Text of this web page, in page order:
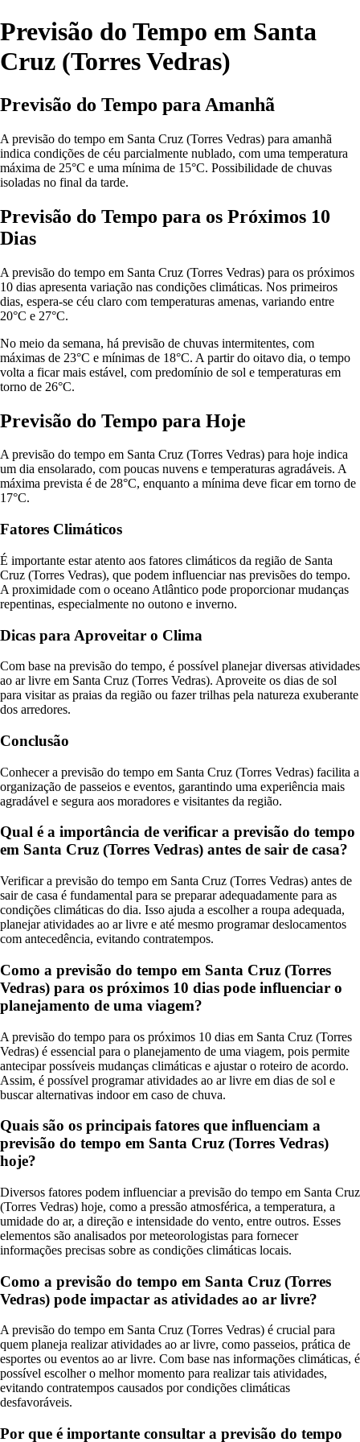
Previsão do Tempo em Santa
Cruz (Torres Vedras)
Previsão do Tempo para Amanhã
A previsão do tempo em Santa Cruz (Torres Vedras) para amanhã
indica condições de céu parcialmente nublado, com uma temperatura
máxima de 25°C e uma mínima de 15°C. Possibilidade de chuvas
isoladas no final da tarde.
Previsão do Tempo para os Próximos 10
Dias
A previsão do tempo em Santa Cruz (Torres Vedras) para os próximos
10 dias apresenta variação nas condições climáticas. Nos primeiros
dias, espera-se céu claro com temperaturas amenas, variando entre
20°C e 27°C.
No meio da semana, há previsão de chuvas intermitentes, com
máximas de 23°C e mínimas de 18°C. A partir do oitavo dia, o tempo
volta a ficar mais estável, com predomínio de sol e temperaturas em
torno de 26°C.
Previsão do Tempo para Hoje
A previsão do tempo em Santa Cruz (Torres Vedras) para hoje indica
um dia ensolarado, com poucas nuvens e temperaturas agradáveis. A
máxima prevista é de 28°C, enquanto a mínima deve ficar em torno de
17°C.
Fatores Climáticos
É importante estar atento aos fatores climáticos da região de Santa
Cruz (Torres Vedras), que podem influenciar nas previsões do tempo.
A proximidade com o oceano Atlântico pode proporcionar mudanças
repentinas, especialmente no outono e inverno.
Dicas para Aproveitar o Clima
Com base na previsão do tempo, é possível planejar diversas atividades
ao ar livre em Santa Cruz (Torres Vedras). Aproveite os dias de sol
para visitar as praias da região ou fazer trilhas pela natureza exuberante
dos arredores.
Conclusão
Conhecer a previsão do tempo em Santa Cruz (Torres Vedras) facilita a
organização de passeios e eventos, garantindo uma experiência mais
agradável e segura aos moradores e visitantes da região.
Qual é a importância de verificar a previsão do tempo
em Santa Cruz (Torres Vedras) antes de sair de casa?
Verificar a previsão do tempo em Santa Cruz (Torres Vedras) antes de
sair de casa é fundamental para se preparar adequadamente para as
condições climáticas do dia. Isso ajuda a escolher a roupa adequada,
planejar atividades ao ar livre e até mesmo programar deslocamentos
com antecedência, evitando contratempos.
Como a previsão do tempo em Santa Cruz (Torres
Vedras) para os próximos 10 dias pode influenciar o
planejamento de uma viagem?
A previsão do tempo para os próximos 10 dias em Santa Cruz (Torres
Vedras) é essencial para o planejamento de uma viagem, pois permite
antecipar possíveis mudanças climáticas e ajustar o roteiro de acordo.
Assim, é possível programar atividades ao ar livre em dias de sol e
buscar alternativas indoor em caso de chuva.
Quais são os principais fatores que influenciam a
previsão do tempo em Santa Cruz (Torres Vedras)
hoje?
Diversos fatores podem influenciar a previsão do tempo em Santa Cruz
(Torres Vedras) hoje, como a pressão atmosférica, a temperatura, a
umidade do ar, a direção e intensidade do vento, entre outros. Esses
elementos são analisados por meteorologistas para fornecer
informações precisas sobre as condições climáticas locais.
Como a previsão do tempo em Santa Cruz (Torres
Vedras) pode impactar as atividades ao ar livre?
A previsão do tempo em Santa Cruz (Torres Vedras) é crucial para
quem planeja realizar atividades ao ar livre, como passeios, prática de
esportes ou eventos ao ar livre. Com base nas informações climáticas, é
possível escolher o melhor momento para realizar tais atividades,
evitando contratempos causados por condições climáticas
desfavoráveis.
Por que é importante consultar a previsão do tempo